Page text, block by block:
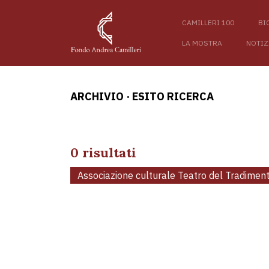
CAMILLERI 100
LA MOSTRA
ARCHIVIO · ESITO RICERCA
0 risultati
Associazione culturale Teatro del